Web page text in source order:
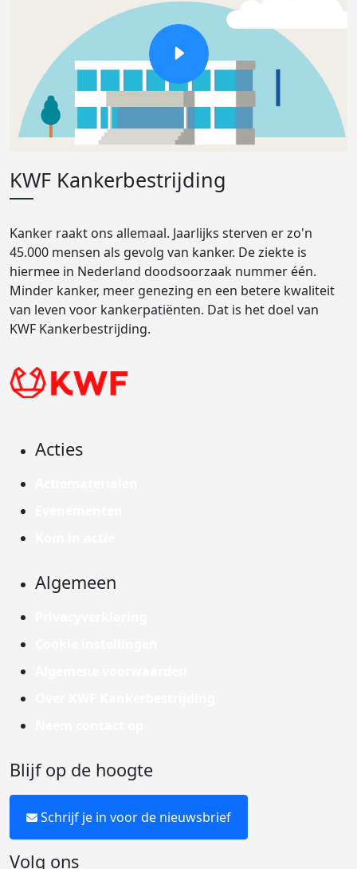
KWF Kankerbestrijding
Kanker raakt ons allemaal. Jaarlijks sterven er zo'n
45.000 mensen als gevolg van kanker. De ziekte is
hiermee in Nederland doodsoorzaak nummer één.
Minder kanker, meer genezing en een betere kwaliteit
van leven voor kankerpatiënten. Dat is het doel van
KWF Kankerbestrijding.
Acties
Algemeen
Blijf op de hoogte
Schrijf je in voor de nieuwsbrief
Volg ons